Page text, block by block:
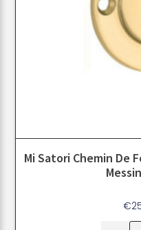
Mi Satori Chemin De
€